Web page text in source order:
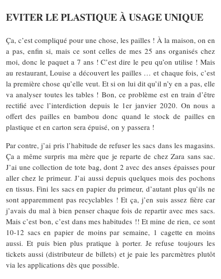
EVITER LE PLASTIQUE À USAGE UNIQUE
Ça, c’est compliqué pour une chose, les pailles ! À la maison, on en
a pas, enfin si, mais ce sont celles de mes 25 ans organisés chez
moi, donc le paquet a 7 ans ! C’est dire le peu qu’on utilise ! Mais
au restaurant, Louise a découvert les pailles … et chaque fois, c’est
la première chose qu’elle veut. Et si on lui dit qu’il n’y en a pas, elle
va analyser toutes les tables ! Bon, ce problème est en train d’être
rectifié avec l’interdiction depuis le 1er janvier 2020. On nous a
offert des pailles en bambou donc quand le stock de pailles en
plastique et en carton sera épuisé, on y passera !
Par contre, j’ai pris l’habitude de refuser les sacs dans les magasins.
Ça a même surpris ma mère que je reparte de chez Zara sans sac.
J’ai une collection de tote bag, dont 2 avec des anses épaisses pour
aller chez le primeur. J’ai aussi depuis quelques mois des pochons
en tissus. Fini les sacs en papier du primeur, d’autant plus qu’ils ne
sont apparemment pas recyclables ! Et ça, j’en suis assez fière car
j’avais du mal à bien penser chaque fois de repartir avec mes sacs.
Mais c’est bon, c’est dans mes habitudes !! Et mine de rien, ce sont
10-12 sacs en papier de moins par semaine, 1 cagette en moins
aussi. Et puis bien plus pratique à porter. Je refuse toujours les
tickets aussi (distributeur de billets) et je paie les parcmètres plutôt
via les applications dès que possible.